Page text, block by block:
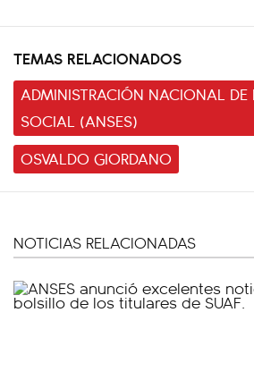
TEMAS RELACIONADOS
ADMINISTRACIÓN NACIONAL DE
SOCIAL (ANSES)
OSVALDO GIORDANO
NOTICIAS RELACIONADAS